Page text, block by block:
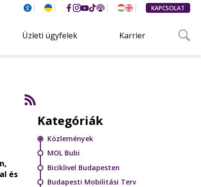
KAPCSOLAT
Üzleti ügyfelek Karrier
és
Kategóriák
Közlemények
MOL Bubi
Biciklivel Budapesten
Budapesti Mobilitási Terv